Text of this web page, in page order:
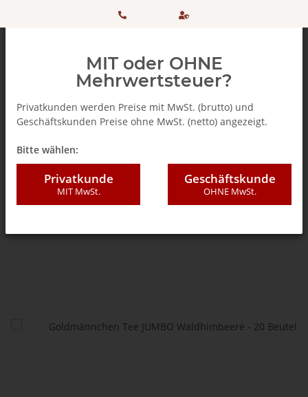
+ 49
506 98
einkaufen
SSL
MIT oder OHNE
Mehrwertsteuer?
Privatkunden werden Preise mit MwSt. (brutto) und
Geschäftskunden Preise ohne MwSt. (netto) angezeigt.
Bitte wählen:
Privatkunde
MIT MwSt.
Geschäftskunde
OHNE MwSt.